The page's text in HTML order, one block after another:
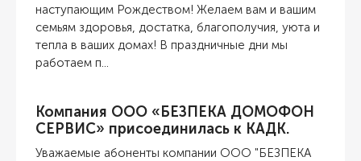
наступающим Рождеством! Желаем вам и вашим
семьям здоровья, достатка, благополучия, уюта и
тепла в ваших домах! В праздничные дни мы
работаем п...
Компания ООО «БЕЗПЕКА ДОМОФОН
СЕРВИС» присоединилась к КАДК.
Уважаемые абоненты компании ООО "БЕЗПЕКА